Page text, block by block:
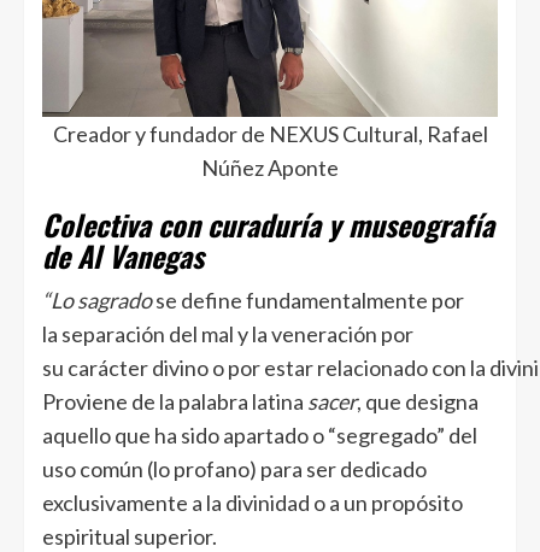
Creador y fundador de NEXUS Cultural, Rafael
Núñez Aponte
Colectiva con curaduría y museografía
de Al Vanegas
“Lo sagradose define fundamentalmente por
la separación del mal y la veneración por
su carácter divino o por estar relacionado con la
Proviene de la palabra latina sacer, que designa
aquello que ha sido apartado o “segregado” del
uso común (lo profano) para ser dedicado
exclusivamente a la divinidad o a un propósito
espiritual superior.